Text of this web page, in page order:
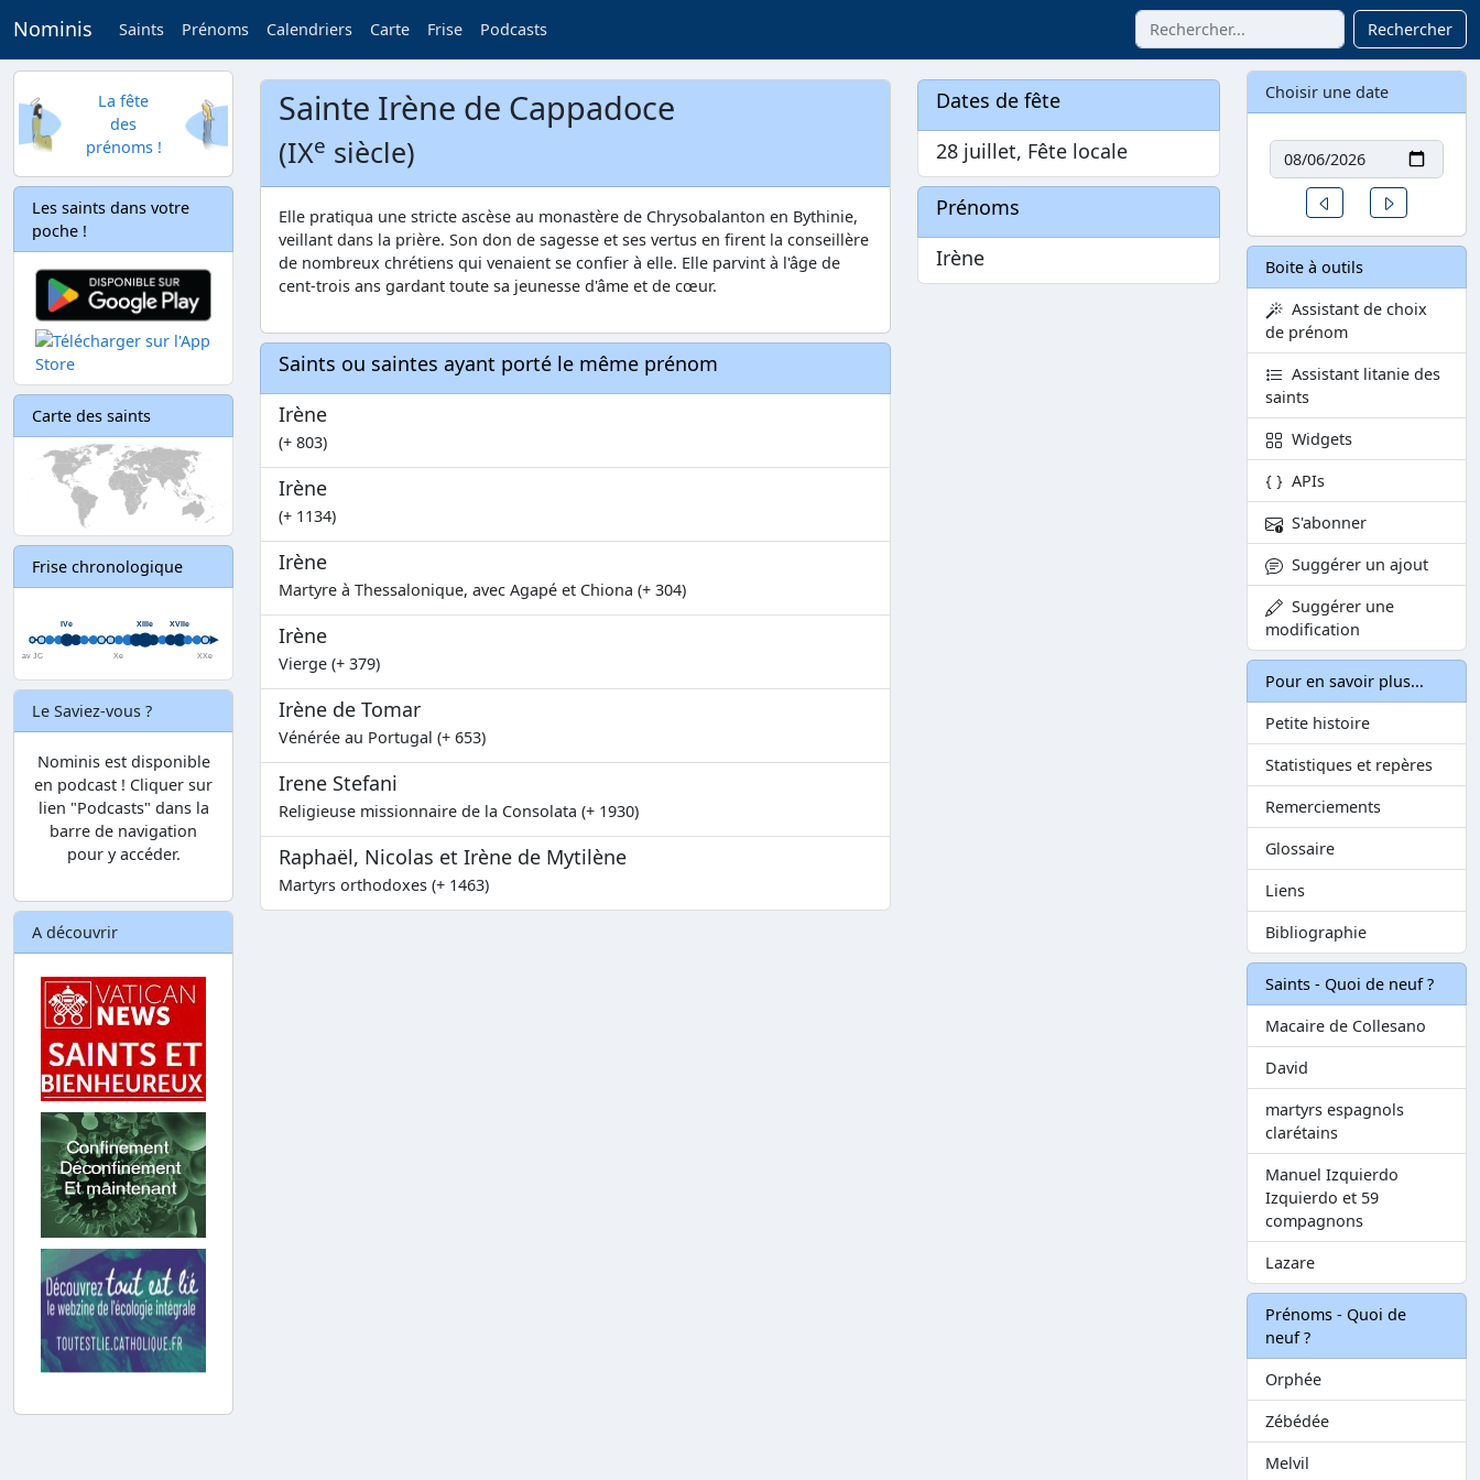
Nominis Saints Prénoms Calendriers Carte Frise Podcasts Rechercher
La fête
des
prénoms !
Les saints dans votre
poche !
Carte des saints
Frise chronologique
Le Saviez-vous ?
Nominis est disponible
en podcast ! Cliquer sur
lien "Podcasts" dans la
barre de navigation
pour y accéder.
A découvrir
Sainte Irène de Cappadoce
(IXe siècle)
Elle pratiqua une stricte ascèse au monastère de Chrysobalanton en Bythinie,
veillant dans la prière. Son don de sagesse et ses vertus en firent la conseillère
de nombreux chrétiens qui venaient se confier à elle. Elle parvint à l'âge de
cent-trois ans gardant toute sa jeunesse d'âme et de cœur.
Saints ou saintes ayant porté le même prénom
Irène
(+ 803)
Irène
(+ 1134)
Irène
Martyre à Thessalonique, avec Agapé et Chiona (+ 304)
Irène
Vierge (+ 379)
Irène de Tomar
Vénérée au Portugal (+ 653)
Irene Stefani
Religieuse missionnaire de la Consolata (+ 1930)
Raphaël, Nicolas et Irène de Mytilène
Martyrs orthodoxes (+ 1463)
Dates de fête
28 juillet, Fête locale
Prénoms
Irène
Choisir une date
Date
Un jour avant
Boite à outils
Assistant de choix
de prénom
Assistant litanie des
saints
Widgets
APIs
S'abonner
Suggérer un ajout
Suggérer une
modification
Pour en savoir plus...
Petite histoire
Statistiques et repères
Remerciements
Glossaire
Liens
Bibliographie
Saints - Quoi de neuf ?
Macaire de Collesano
David
martyrs espagnols
clarétains
Manuel Izquierdo
Izquierdo et 59
compagnons
Lazare
Prénoms - Quoi de
neuf ?
Orphée
Zébédée
Melvil